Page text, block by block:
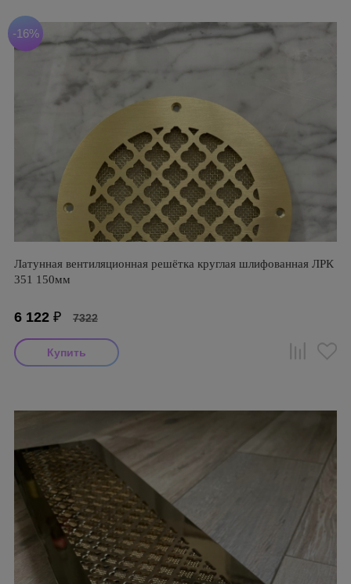
-16%
Латунная вентиляционная решётка круглая шлифованная ЛРК
351 150мм
6 122 ₽ 7322